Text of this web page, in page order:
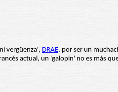
vergüenza', DRAE, por ser un
actual, un 'galopin' no es más